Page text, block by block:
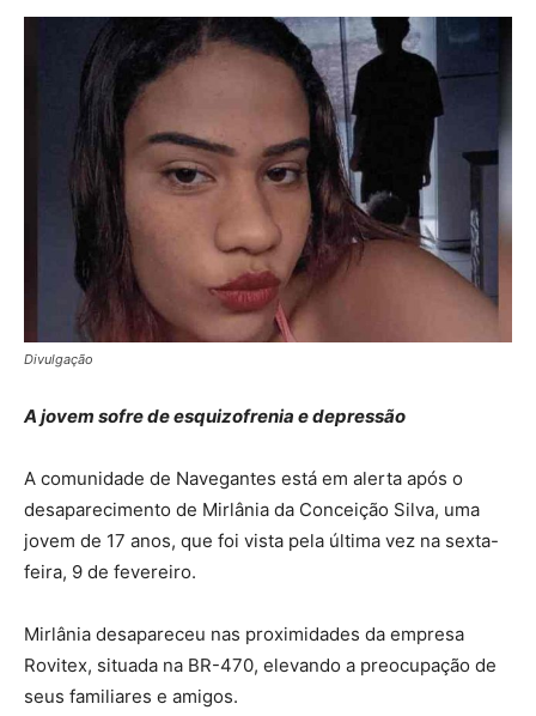
Divulgação
A jovem sofre de esquizofrenia e depressão
A comunidade de Navegantes está em alerta após o
desaparecimento de Mirlânia da Conceição Silva, uma
jovem de 17 anos, que foi vista pela última vez na sexta-
feira, 9 de fevereiro.
Mirlânia desapareceu nas proximidades da empresa
Rovitex, situada na BR-470, elevando a preocupação de
seus familiares e amigos.